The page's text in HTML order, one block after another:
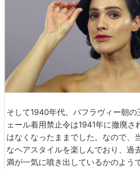
そして1940年代。パフラヴィー朝
ェール着用禁止令は1941年に撤廃さ
はなくなったままでした。なので、
なヘアスタイルを楽しんでおり、過
満が一気に噴き出しているかのよう